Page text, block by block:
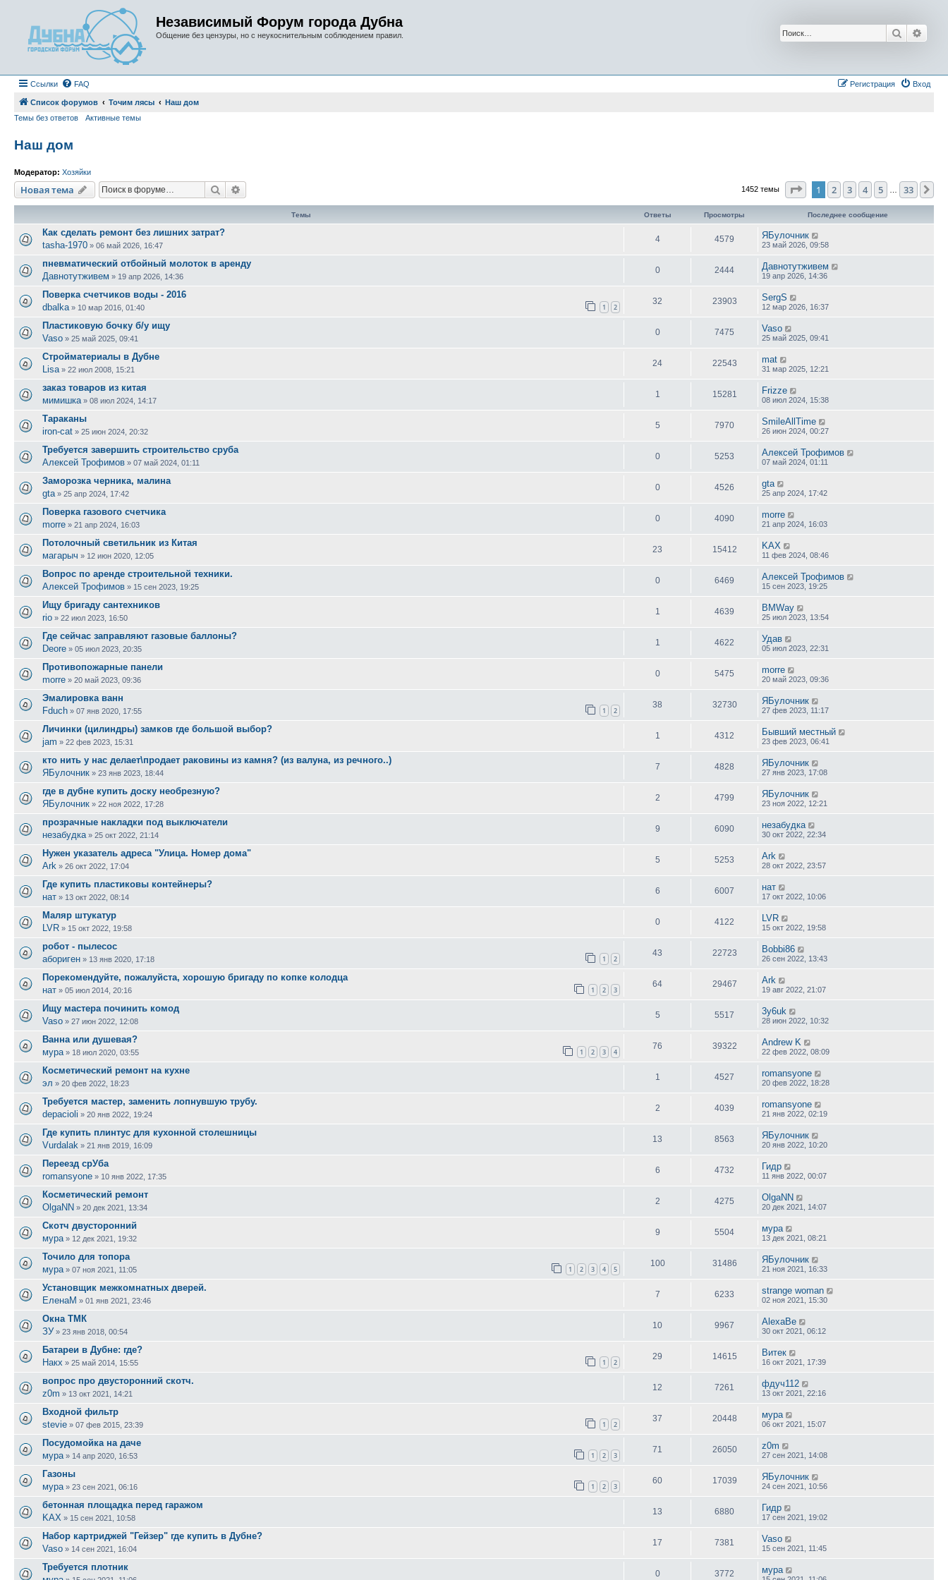
Независимый Форум города Дубна
Общение без цензуры, но с неукоснительным соблюдением правил. Поиск
Ссылки FAQ Вход
Регистрация
Список форумов Точим лясы
Наш дом
Темы без ответов
Активные темы
Наш дом
Модератор: Хозяйки
Новая тема Поиск 1452 темы Страница1 из 33
1 2 3 4 5 33
Темы Ответы Просмотры Последнее сообщение
Как сделать ремонт без лишних затрат?
tasha-1970 » 06 май 2026, 16:47
4 4579 ЯБулочник
23 май 2026, 09:58
пневматический отбойный молоток в аренду
Давнотутживем » 19 апр 2026, 14:36
0 2444 Давнотутживем
19 апр 2026, 14:36
Поверка счетчиков воды - 2016
dbalka » 10 мар 2016, 01:40 1 2
32 23903 SergS
12 мар 2026, 16:37
Пластиковую бочку б/у ищу
Vaso » 25 май 2025, 09:41
0 7475 Vaso
25 май 2025, 09:41
Стройматериалы в Дубне
Lisa » 22 июл 2008, 15:21
24 22543 mat
31 мар 2025, 12:21
заказ товаров из китая
мимишка » 08 июл 2024, 14:17
1 15281 Frizze
08 июл 2024, 15:38
Тараканы
iron-cat » 25 июн 2024, 20:32
5 7970 SmileAllTime
26 июн 2024, 00:27
Требуется завершить строительство сруба
Алексей Трофимов » 07 май 2024, 01:11
0 5253 Алексей Трофимов
07 май 2024, 01:11
Заморозка черника, малина
gta » 25 апр 2024, 17:42
0 4526 gta
25 апр 2024, 17:42
Поверка газового счетчика
morre » 21 апр 2024, 16:03
0 4090 morre
21 апр 2024, 16:03
Потолочный светильник из Китая
магарыч » 12 июн 2020, 12:05
23 15412 KAX
11 фев 2024, 08:46
Вопрос по аренде строительной техники.
Алексей Трофимов » 15 сен 2023, 19:25
0 6469 Алексей Трофимов
15 сен 2023, 19:25
Ищу бригаду сантехников
rio » 22 июл 2023, 16:50
1 4639 BMWay
25 июл 2023, 13:54
Где сейчас заправляют газовые баллоны?
Deore » 05 июл 2023, 20:35
1 4622 Удав
05 июл 2023, 22:31
Противопожарные панели
morre » 20 май 2023, 09:36
0 5475 morre
20 май 2023, 09:36
Эмалировка ванн
Fduch » 07 янв 2020, 17:55 1 2
38 32730 ЯБулочник
27 фев 2023, 11:17
Личинки (цилиндры) замков где большой выбор?
jam » 22 фев 2023, 15:31
1 4312 Бывший местный
23 фев 2023, 06:41
кто нить у нас делает\продает раковины из камня? (из валуна, из речного..)
ЯБулочник » 23 янв 2023, 18:44
7 4828 ЯБулочник
27 янв 2023, 17:08
где в дубне купить доску необрезную?
ЯБулочник » 22 ноя 2022, 17:28
2 4799 ЯБулочник
23 ноя 2022, 12:21
прозрачные накладки под выключатели
незабудка » 25 окт 2022, 21:14
9 6090 незабудка
30 окт 2022, 22:34
Нужен указатель адреса "Улица. Номер дома"
Ark » 26 окт 2022, 17:04
5 5253 Ark
28 окт 2022, 23:57
Где купить пластиковы контейнеры?
нат » 13 окт 2022, 08:14
6 6007 нат
17 окт 2022, 10:06
Маляр штукатур
LVR » 15 окт 2022, 19:58
0 4122 LVR
15 окт 2022, 19:58
робот - пылесос
абориген » 13 янв 2020, 17:18 1 2
43 22723 Bobbi86
26 сен 2022, 13:43
Порекомендуйте, пожалуйста, хорошую бригаду по копке колодца
нат » 05 июл 2014, 20:16 1 2 3
64 29467 Ark
19 авг 2022, 21:07
Ищу мастера починить комод
Vaso » 27 июн 2022, 12:08
5 5517 3y6uk
28 июн 2022, 10:32
Ванна или душевая?
мура » 18 июл 2020, 03:55 1 2 3 4
76 39322 Andrew K
22 фев 2022, 08:09
Косметический ремонт на кухне
эл » 20 фев 2022, 18:23
1 4527 romansyone
20 фев 2022, 18:28
Требуется мастер, заменить лопнувшую трубу.
depacioli » 20 янв 2022, 19:24
2 4039 romansyone
21 янв 2022, 02:19
Где купить плинтус для кухонной столешницы
Vurdalak » 21 янв 2019, 16:09
13 8563 ЯБулочник
20 янв 2022, 10:20
Переезд срУба
romansyone » 10 янв 2022, 17:35
6 4732 Гидр
11 янв 2022, 00:07
Косметический ремонт
OlgaNN » 20 дек 2021, 13:34
2 4275 OlgaNN
20 дек 2021, 14:07
Скотч двусторонний
мура » 12 дек 2021, 19:32
9 5504 мура
13 дек 2021, 08:21
Точило для топора
мура » 07 ноя 2021, 11:05 1 2 3 4 5
100 31486 ЯБулочник
21 ноя 2021, 16:33
Установщик межкомнатных дверей.
ЕленаМ » 01 янв 2021, 23:46
7 6233 strange woman
02 ноя 2021, 15:30
Окна ТМК
ЗУ » 23 янв 2018, 00:54
10 9967 AlexaBe
30 окт 2021, 06:12
Батареи в Дубне: где?
Накх » 25 май 2014, 15:55 1 2
29 14615 Витек
16 окт 2021, 17:39
вопрос про двусторонний скотч.
z0m » 13 окт 2021, 14:21
12 7261 фдуч112
13 окт 2021, 22:16
Входной фильтр
stevie » 07 фев 2015, 23:39 1 2
37 20448 мура
06 окт 2021, 15:07
Посудомойка на даче
мура » 14 апр 2020, 16:53 1 2 3
71 26050 z0m
27 сен 2021, 14:08
Газоны
мура » 23 сен 2021, 06:16 1 2 3
60 17039 ЯБулочник
24 сен 2021, 10:56
бетонная площадка перед гаражом
KAX » 15 сен 2021, 10:58
13 6880 Гидр
17 сен 2021, 19:02
Набор картриджей "Гейзер" где купить в Дубне?
Vaso » 14 сен 2021, 16:04
17 7381 Vaso
15 сен 2021, 11:45
Требуется плотник
0 3772 мура